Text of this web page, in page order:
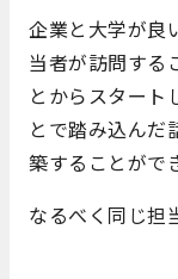
企業と大学が良
当者が訪問する
とからスタート
とで踏み込んだ
築することがで
なるべく同じ担